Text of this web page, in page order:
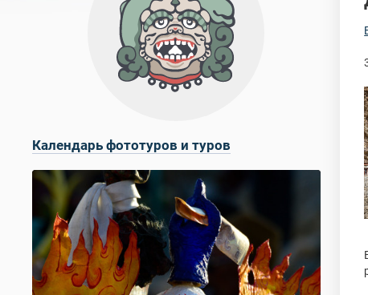
Календарь фототуров и туров